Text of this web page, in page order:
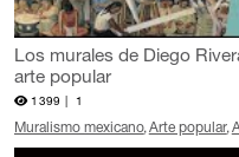
Los murales de Diego
arte popular
1399 | 1
Muralismo mexicano Arte popular